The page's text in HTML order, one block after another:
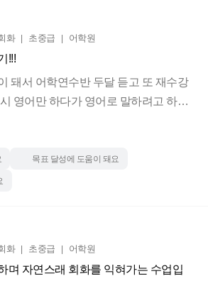
셨던 분들은 수업 들으시면 절대 후회
니다..👍👍
화 초중급 어학원
!!!
돼서 어학연수반 두달 듣고 또 재수강
영어만 하다가 영어로 말하려고 하니
생 분들과 말을 하니 훨씬 자연스럽고
다.
습니다. 선생님의 권유 덕분에 자연
표현을 토스 수업 때 활용되는 모습을
.
목표 달성에 도움이 돼요
화 초중급 어학원
며 자연스래 회화를 익혀가는 수업입